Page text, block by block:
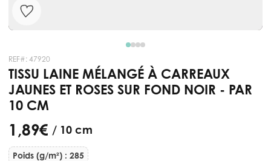
REF#: 47920
TISSU LAINE MÉLANGÉ À CARREAUX
JAUNES ET ROSES SUR FOND NOIR - PAR
10 CM
1,89 € / 10 cm
Poids (g/m²) : 285